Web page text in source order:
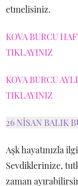
etmelisiniz.
KOVA BURCU
TIKLAYINIZ
KOVA BURCU
TIKLAYINIZ
26 NİSAN BALIK
Aşk hayatınızla
Sevdiklerinize,
zaman